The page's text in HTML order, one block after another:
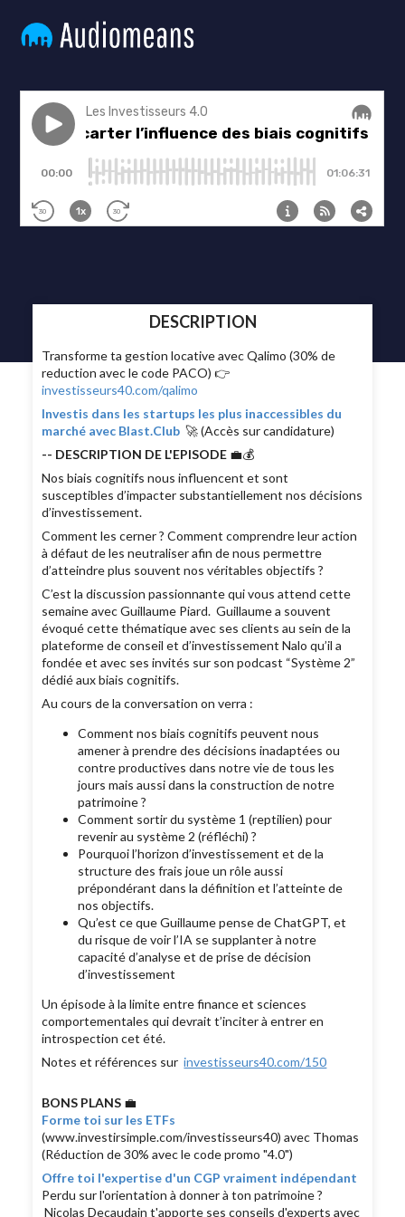
DESCRIPTION
Transforme ta gestion locative avec Qalimo (30% de
reduction avec le code PACO) 👉
investisseurs40.com/qalimo
Investis dans les startups les plus inaccessibles du
marché avec Blast.Club 🚀 (Accès sur candidature)
-- DESCRIPTION DE L'EPISODE 💼💰
Nos biais cognitifs nous influencent et sont
susceptibles d’impacter substantiellement nos décisions
d’investissement.
Comment les cerner ? Comment comprendre leur action
à défaut de les neutraliser afin de nous permettre
d’atteindre plus souvent nos véritables objectifs ?
C’est la discussion passionnante qui vous attend cette
semaine avec Guillaume Piard. Guillaume a souvent
évoqué cette thématique avec ses clients au sein de la
plateforme de conseil et d’investissement Nalo qu’il a
fondée et avec ses invités sur son podcast “Système 2”
dédié aux biais cognitifs.
Au cours de la conversation on verra :
Comment nos biais cognitifs peuvent nous
amener à prendre des décisions inadaptées ou
contre productives dans notre vie de tous les
jours mais aussi dans la construction de notre
patrimoine ?
Comment sortir du système 1 (reptilien) pour
revenir au système 2 (réfléchi) ?
Pourquoi l’horizon d’investissement et de la
structure des frais joue un rôle aussi
prépondérant dans la définition et l’atteinte de
nos objectifs.
Qu’est ce que Guillaume pense de ChatGPT, et
du risque de voir l’IA se supplanter à notre
capacité d’analyse et de prise de décision
d’investissement
Un épisode à la limite entre finance et sciences
comportementales qui devrait t’inciter à entrer en
introspection cet été.
Notes et références surinvestisseurs40.com/150
BONS PLANS 💼
Forme toi sur les ETFs
(www.investirsimple.com/investisseurs40) avec Thomas
(Réduction de 30% avec le code promo "4.0")
Offre toi l'expertise d'un CGP vraiment indépendant
Perdu sur l'orientation à donner à ton patrimoine ?
Nicolas Decaudain t'apporte ses conseils d'experts avec